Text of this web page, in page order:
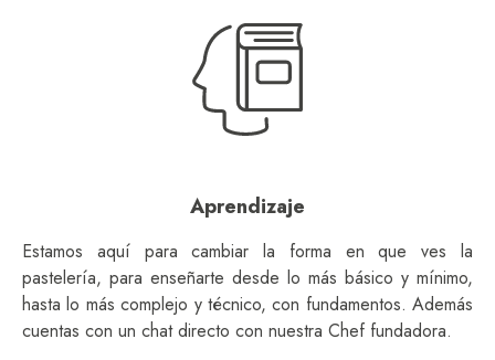
Aprendizaje
Estamos aquí para cambiar la forma en que ves la
pastelería, para enseñarte desde lo más básico y mínimo,
hasta lo más complejo y técnico, con fundamentos. Además
cuentas con un chat directo con nuestra Chef fundadora.